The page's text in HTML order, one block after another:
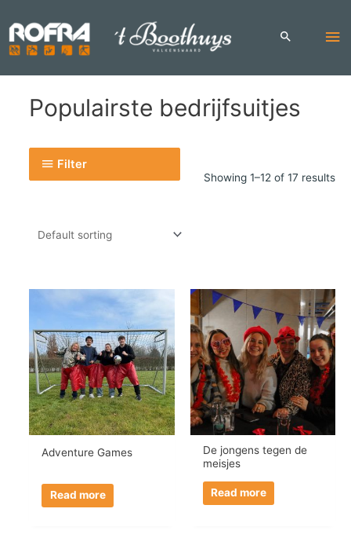
content
Populairste bedrijfsuitjes
Filter
Showing 1–12 of 17 results
Adventure Games
Read more
De jongens tegen de
meisjes
Read more